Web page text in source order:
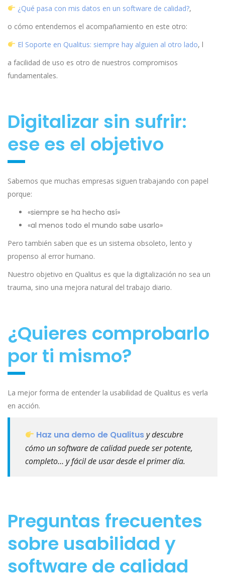
¿Qué pasa con mis datos en un software de calidad?,
o cómo entendemos el acompañamiento en este otro:
El Soporte en Qualitus: siempre hay alguien al otro lado, l
a facilidad de uso es otro de nuestros compromisos
fundamentales.
Digitalizar sin sufrir:
ese es el objetivo
Sabemos que muchas empresas siguen trabajando con papel
porque:
«siempre se ha hecho así»
«al menos todo el mundo sabe usarlo»
Pero también saben que es un sistema obsoleto, lento y
propenso al error humano.
Nuestro objetivo en Qualitus es que la digitalización no sea un
trauma, sino una mejora natural del trabajo diario.
¿Quieres comprobarlo
por ti mismo?
La mejor forma de entender la usabilidad de Qualitus es verla
en acción.
Haz una demo de Qualitusy descubre
cómo un software de calidad puede ser potente,
completo… y fácil de usar desde el primer día.
Preguntas frecuentes
sobre usabilidad y
software de calidad